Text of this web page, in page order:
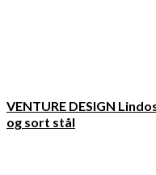
VENTURE DESIGN
og sort stål